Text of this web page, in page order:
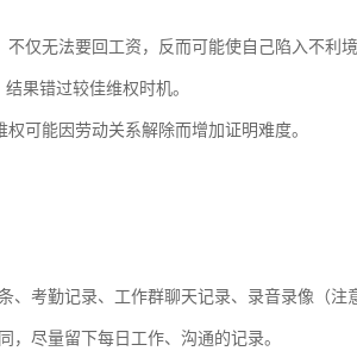
仅无法要回工资，反而可能使自己陷入不利境
果错过较佳维权时机。
可能因劳动关系解除而增加证明难度。
、考勤记录、工作群聊天记录、录音录像（注
，尽量留下每日工作、沟通的记录。